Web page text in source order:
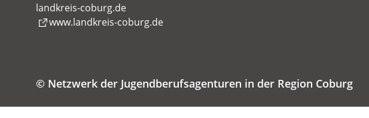
landkreis-coburg de
www.landkreis-coburg.de
(Öffnet
Tab)
© Netzwerk der Jugendberufsagenturen in der Region Coburg